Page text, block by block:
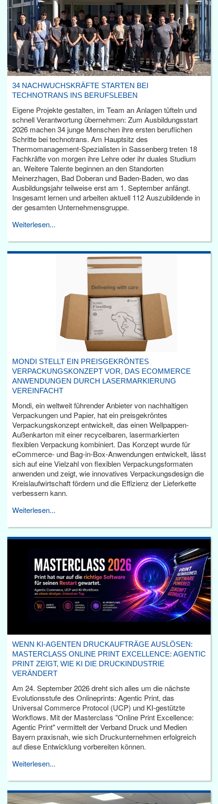
34 NACHWUCHSKRÄFTE STARTEN BEI
TECHNOTRANS INS BERUFSLEBEN
Eigene Projekte gestalten, im Team an Anlagen tüfteln und
schnell Verantwortung übernehmen: Zum Ausbildungsstart
2026 machen 34 junge Menschen ihre ersten beruflichen
Schritte bei technotrans. Am Hauptsitz des
Thermomanagement-Spezialisten in Sassenberg treten 18
Fachkräfte von morgen ihre Lehre oder ihr duales Studium
an. Weitere Talente beginnen an den Standorten
Meinerzhagen, Bad Doberan und Baden-Baden, wo das
Ausbildungsjahr teilweise erst am 1. September anfängt.
Insgesamt lernen und arbeiten aktuell 112 Auszubildende in
der gesamten Unternehmensgruppe.
Weiterlesen...
MONDI STELLT EIN PREISGEKRÖNTES
VERPACKUNGSKONZEPT VOR, DAS ECOMMERCE
ANWENDUNGEN DURCH LASERMARKIERUNG
VEREINFACHT
Mondi, ein weltweit führender Anbieter von nachhaltigen
Verpackungen und Papier, hat ein preisgekröntes
Verpackungskonzept entwickelt, das einen Wellpappen-
Außenkarton mit einer recycelbaren, lasermarkierten
flexiblen Verpackung kombiniert. Das Konzept wurde für
eCommerce- und Bag-in-Box-Anwendungen entwickelt, lässt
sich auf eine Vielzahl von flexiblen Verpackungsformaten
anwenden und zeigt, wie innovatives Verpackungsdesign die
Kreislaufwirtschaft fördern und die Effizienz der Lieferkette
verbessern kann.
Weiterlesen...
WENN KI-AGENTEN DRUCKAUFTRÄGE AUSLÖSEN:
MASTERCLASS ONLINE PRINT EXCELLENCE: AGENTIC
PRINT ZEIGT, WIE KI DIE DRUCKINDUSTRIE
VERÄNDERT
Am 24. September 2026 dreht sich alles um die nächste
Evolutionsstufe des Onlineprints: Agentic Print, das
Universal Commerce Protocol (UCP) und KI-gestützte
Workflows. Mit der Masterclass "Online Print Excellence:
Agentic Print" vermittelt der Verband Druck und Medien
Bayern praxisnah, wie sich Druckunternehmen erfolgreich
auf diese Entwicklung vorbereiten können.
Weiterlesen...